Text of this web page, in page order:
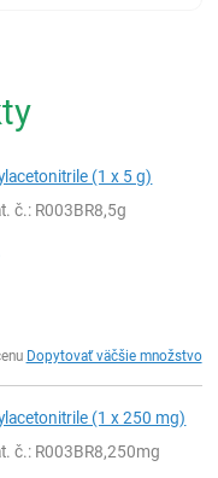
(1 x 5 g)
č.: R003BR8,5g
Dopytovať väčšie množstvo
(1 x 250 mg)
č.: R003BR8,250mg